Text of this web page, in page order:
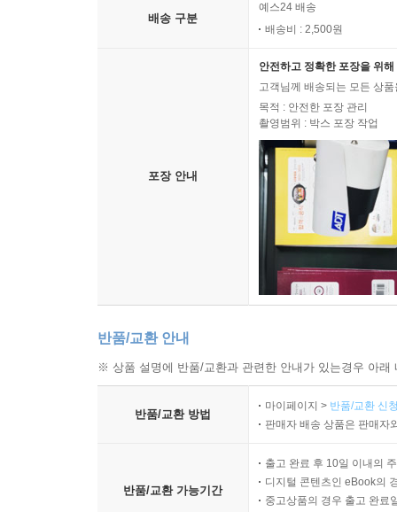
배송 구분
예스24 배송
배송비 : 2,500원
포장 안내
안전하고 정확한 포장을 위
고객님께 배송되는 모든 상
목적 : 안전한 포장 관리
촬영범위 : 박스 포장 작업
반품/교환 안내
※ 상품 설명에 반품/교환과 관련한 안내가 있는경우 아
반품/교환 방법
마이페이지 > 반품/교환 신
판매자 배송 상품은 판매자
반품/교환 가능기간
출고 완료 후 10일 이내의
디지털 콘텐츠인 eBook의
중고상품의 경우 출고 완료